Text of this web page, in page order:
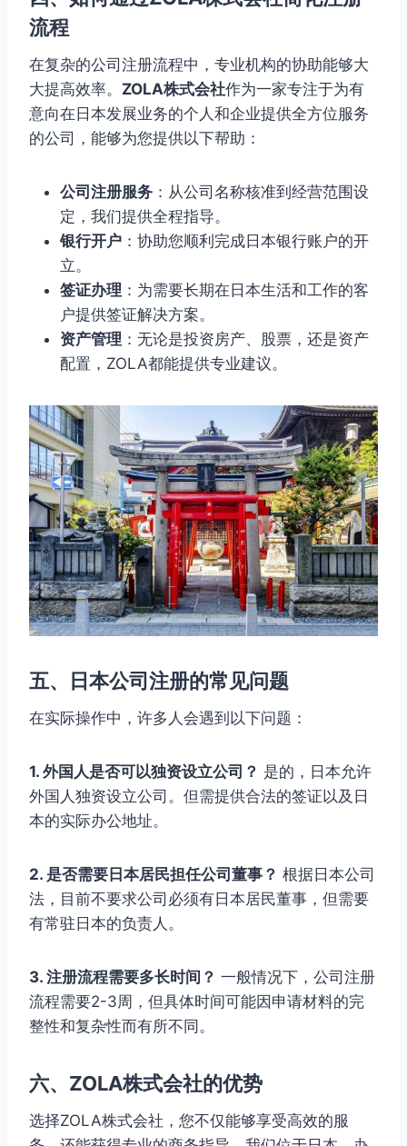
流程
在复杂的公司注册流程中，专业机构的协助能够大
大提高效率。 ZOLA株式会社作为一家专注于为有
意向在日本发展业务的个人和企业提供全方位服务
的公司，能够为您提供以下帮助：
公司注册服务 ：从公司名称核准到经营范围设
定，我们提供全程指导。
银行开户 ：协助您顺利完成日本银行账户的开
立。
签证办理 ：为需要长期在日本生活和工作的客
户提供签证解决方案。
资产管理 ：无论是投资房产、股票，还是资产
配置，ZOLA都能提供专业建议。
五、日本公司注册的常见问题
在实际操作中，许多人会遇到以下问题：
1. 外国人是否可以独资设立公司？ 是的，日本允许
外国人独资设立公司。但需提供合法的签证以及日
本的实际办公地址。
2. 是否需要日本居民担任公司董事？ 根据日本公司
法，目前不要求公司必须有日本居民董事，但需要
有常驻日本的负责人。
3. 注册流程需要多长时间？ 一般情况下，公司注册
流程需要2-3周，但具体时间可能因申请材料的完
整性和复杂性而有所不同。
六、ZOLA株式会社的优势
选择ZOLA株式会社，您不仅能够享受高效的服